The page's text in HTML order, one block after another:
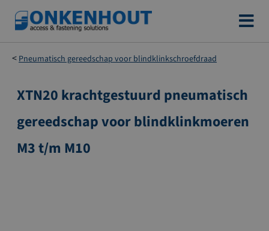
Ga
naar
de
inhoud
Pneumatisch gereedschap voor blindklinkschroefdraad
Ga
het
einde
van
XTN20 krachtgestuurd pneumatisch
gereedschap voor blindklinkmoeren
M3 t/m M10